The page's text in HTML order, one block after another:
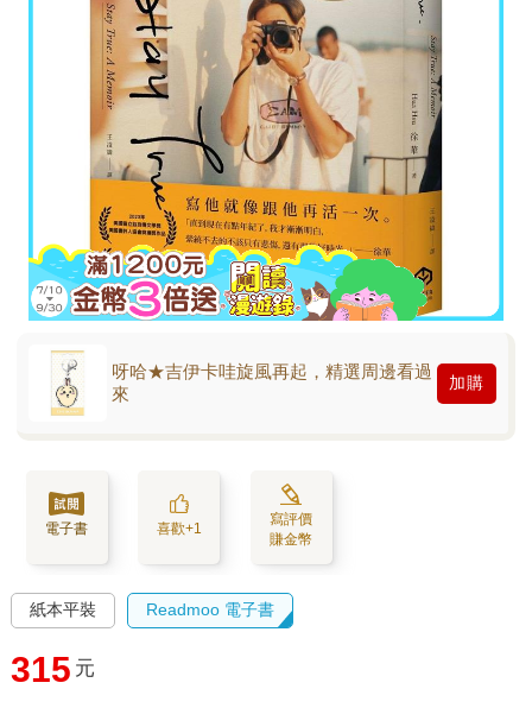
呀哈★吉伊卡哇旋風再起，精選周邊看過
來
加購
電子書 喜歡+1
寫評價
賺金幣
紙本平裝 Readmoo 電子書
315 元